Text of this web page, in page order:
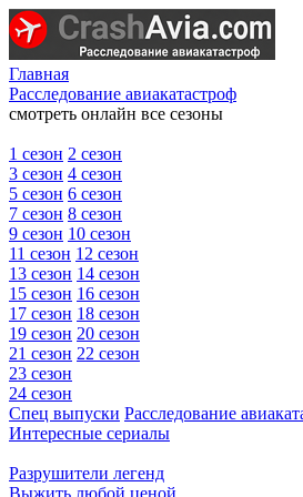
Главная
Расследование авиакатастроф
смотреть онлайн все сезоны
1 сезон 2 сезон
3 сезон 4 сезон
5 сезон 6 сезон
7 сезон 8 сезон
9 сезон 10 сезон
11 сезон 12 сезон
13 сезон 14 сезон
15 сезон 16 сезон
17 сезон 18 сезон
19 сезон 20 сезон
21 сезон 22 сезон
23 сезон
24 сезон
Спец выпуски Расследование
Интересные сериалы
Разрушители легенд
Выжить любой ценой